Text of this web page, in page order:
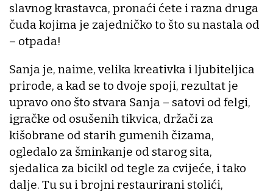
slavnog krastavca, pronaći ćete i razna druga
čuda kojima je zajedničko to što su nastala od
– otpada!
Sanja je, naime, velika kreativka i ljubiteljica
prirode, a kad se to dvoje spoji, rezultat je
upravo ono što stvara Sanja – satovi od felgi,
igračke od osušenih tikvica, držači za
kišobrane od starih gumenih čizama,
ogledalo za šminkanje od starog sita,
sjedalica za bicikl od tegle za cvijeće, i tako
dalje. Tu su i brojni restaurirani stolići,